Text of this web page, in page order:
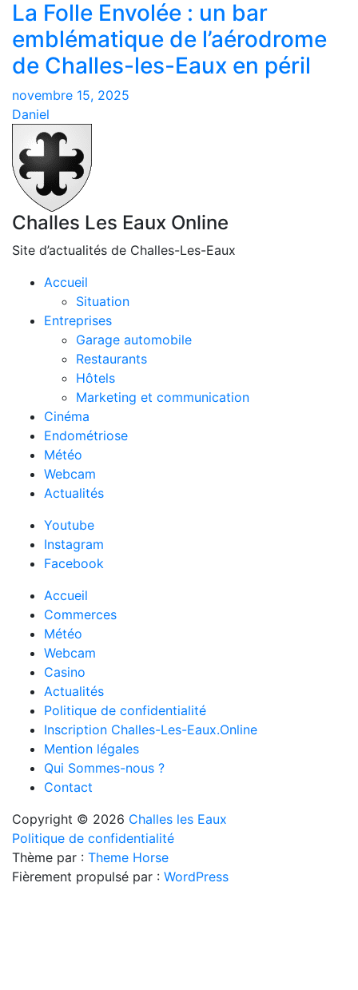
La Folle Envolée : un bar
emblématique de l’aérodrome
de Challes-les-Eaux en péril
novembre 15, 2025
Daniel
Challes Les Eaux Online
Site d’actualités de Challes-Les-Eaux
Accueil
Situation
Entreprises
Garage automobile
Restaurants
Hôtels
Marketing et communication
Cinéma
Endométriose
Météo
Webcam
Actualités
Youtube
Instagram
Facebook
Accueil
Commerces
Météo
Webcam
Casino
Actualités
Politique de confidentialité
Inscription Challes-Les-Eaux.Online
Mention légales
Qui Sommes-nous ?
Contact
Copyright © 2026 Challes les Eaux
Politique de confidentialité
Thème par : Theme Horse
Fièrement propulsé par : WordPress